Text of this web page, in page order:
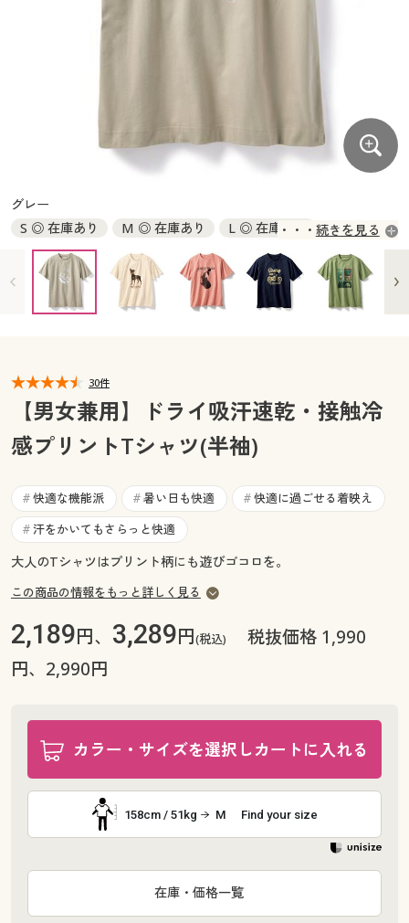
カーテン・ラグ・ファブリック
制服・学生服
大きいサイズ通販すべて
大きいサイズ メンズ
大きいサイズ 事務・制服
商品カテゴリ一覧
カタログ・チラシからのご注文
デジタルカタログ
カタログ無料プレゼント
マイページ
閲覧履歴
お気に入り
サポート
ご利用ガイド
よくある質問とお問い合わせ
大きいサイズ メンズ
大きいサイズ 事務・制服
カタログ・チラシからのご注文
カタログ無料プレゼント
会員メニュー
閲覧履歴
お気に入り
ご利用ガイド
よくある質問とお問い合わせ
グレー
S ◎ 在庫あり
M ◎ 在庫あり
L ◎ 在庫あり
LL ◎ 在庫あり
3L ◎ 在庫あり 5L ◎ 在庫あり
続きを見る
30件
【男女兼用】ドライ吸汗速乾・接触冷
感プリントTシャツ(半袖)
# 快適な機能派 # 暑い日も快適 # 快適に過ごせる着映え
# 汗をかいてもさらっと快適
大人のTシャツはプリント柄にも遊びゴコロを。
この商品の情報をもっと詳しく見る
2,189円、 3,289円(税込)
税抜価格 1,990
円、2,990円
カラー・サイズを選択しカートに入れる
158cm / 51kg M Find your size
在庫・価格一覧